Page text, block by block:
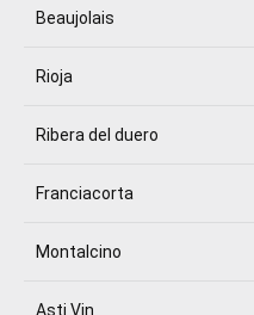
Beaujolais
Rioja
Ribera del duero
Franciacorta
Montalcino
Asti Vin